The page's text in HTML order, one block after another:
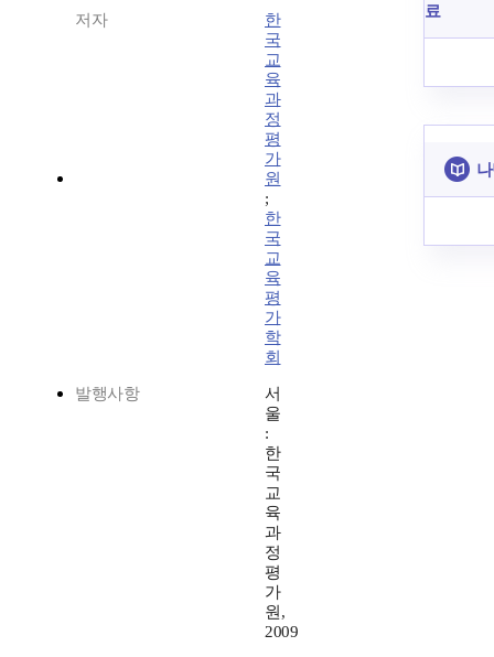
저자
한
국
교
육
과
정
평
가
원
;
한
국
교
육
평
가
학
회
발행사항
서
울
:
한
국
교
육
과
정
평
가
원,
2009
료